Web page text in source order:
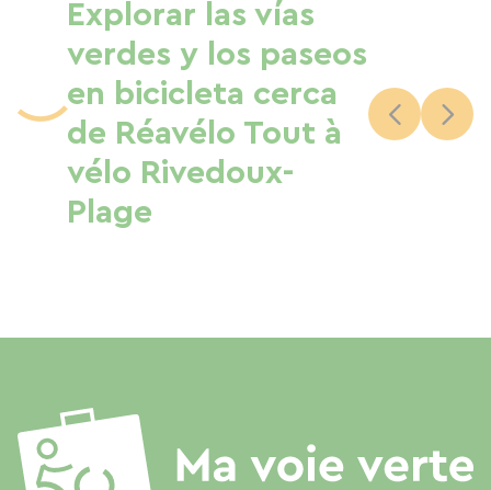
Explorar las vías
verdes y los paseos
en bicicleta cerca
de Réavélo Tout à
vélo Rivedoux-
Plage